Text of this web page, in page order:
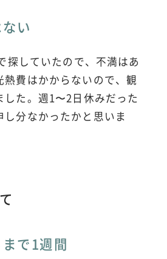
い
探していたので、不満はあ
熱費はかからないので、観
した。週1〜2日休みだった
し分なかったかと思いま
で1週間